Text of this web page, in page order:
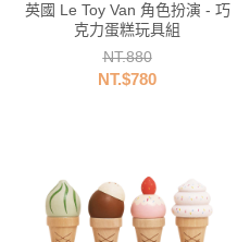
英國 Le Toy Van 角色扮演 - 巧
克力蛋糕玩具組
NT.880
NT.$780